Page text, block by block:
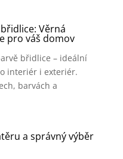
Věrná
pro váš domov
břidlice – ideální
interiér i exteriér.
barvách a
a správný výběr